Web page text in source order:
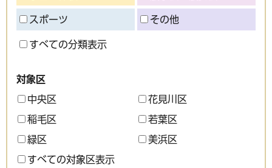
スポーツ その他
すべての分類表示
対象区
中央区 花見川区
稲毛区 若葉区
緑区 美浜区
すべての対象区表示